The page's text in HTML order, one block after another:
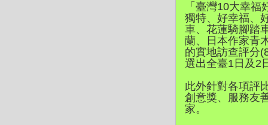
「臺灣10大幸
獨特、好幸福、
車、花蓮騎腳踏
蘭、日本作家青
的實地訪查評分
選出全臺1日及2
此外針對各項評
創意獎、服務友
家。